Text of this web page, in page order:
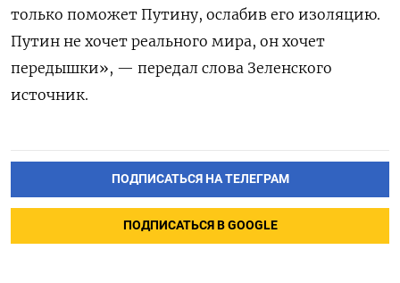
только поможет Путину, ослабив его изоляцию.
Путин не хочет реального мира, он хочет
передышки», — передал слова Зеленского
источник.
ПОДПИСАТЬСЯ НА ТЕЛЕГРАМ
ПОДПИСАТЬСЯ В GOOGLE